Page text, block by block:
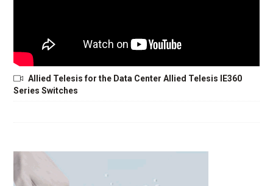
Allied Telesis for the Data Center Allied Telesis IE360
Series Switches